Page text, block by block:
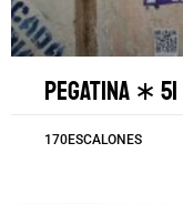
Pegatina ∗ 51
170ESCALONES